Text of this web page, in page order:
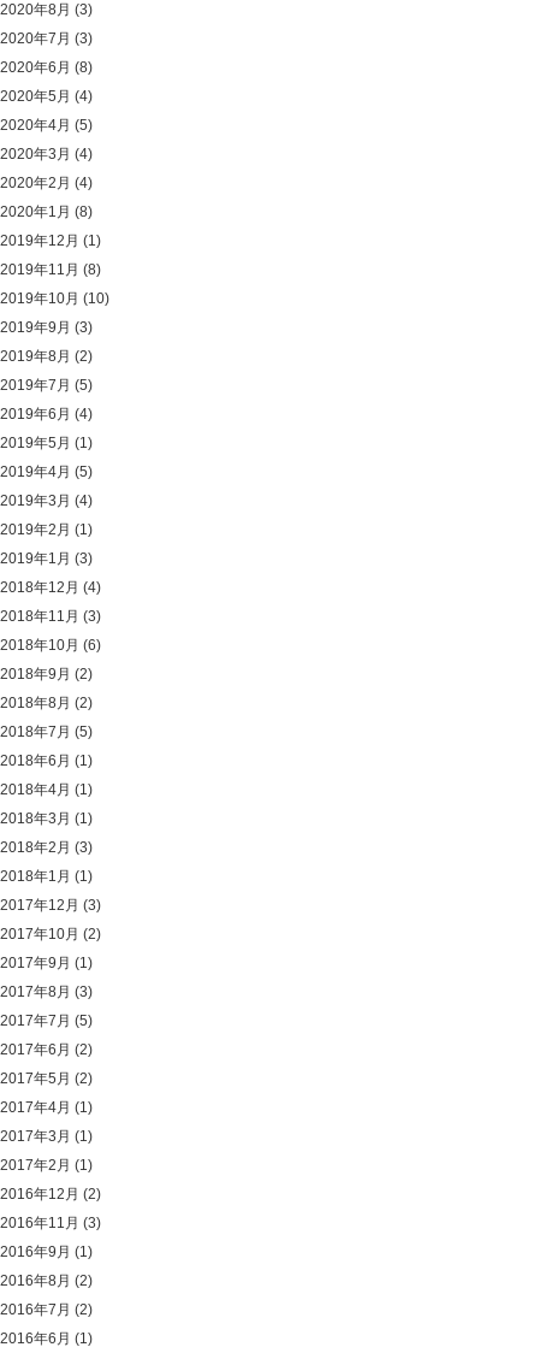
2020年8月 (3)
2020年7月 (3)
2020年6月 (8)
2020年5月 (4)
2020年4月 (5)
2020年3月 (4)
2020年2月 (4)
2020年1月 (8)
2019年12月 (1)
2019年11月 (8)
2019年10月 (10)
2019年9月 (3)
2019年8月 (2)
2019年7月 (5)
2019年6月 (4)
2019年5月 (1)
2019年4月 (5)
2019年3月 (4)
2019年2月 (1)
2019年1月 (3)
2018年12月 (4)
2018年11月 (3)
2018年10月 (6)
2018年9月 (2)
2018年8月 (2)
2018年7月 (5)
2018年6月 (1)
2018年4月 (1)
2018年3月 (1)
2018年2月 (3)
2018年1月 (1)
2017年12月 (3)
2017年10月 (2)
2017年9月 (1)
2017年8月 (3)
2017年7月 (5)
2017年6月 (2)
2017年5月 (2)
2017年4月 (1)
2017年3月 (1)
2017年2月 (1)
2016年12月 (2)
2016年11月 (3)
2016年9月 (1)
2016年8月 (2)
2016年7月 (2)
2016年6月 (1)